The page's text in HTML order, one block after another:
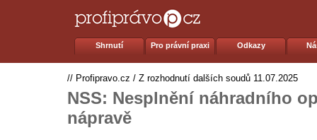
Shrnutí Pro právní praxi Odkazy
// Profipravo.cz / Z rozhodnutí dalších soudů 11.07.2025
NSS: Nesplnění náhradního
nápravě